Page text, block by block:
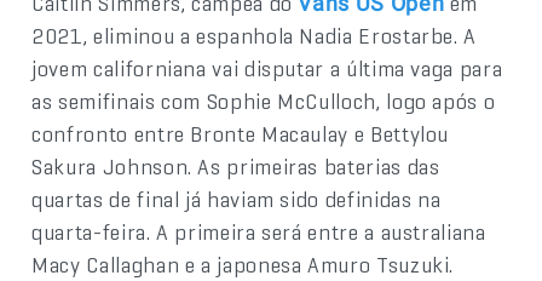
2021, eliminou a espanhola Nadia Erostarbe. A
jovem californiana vai disputar a última vaga para
as semifinais com Sophie McCulloch, logo após o
confronto entre Bronte Macaulay e Bettylou
Sakura Johnson. As primeiras baterias das
quartas de final já haviam sido definidas na
quarta-feira. A primeira será entre a australiana
Macy Callaghan e a japonesa Amuro Tsuzuki.